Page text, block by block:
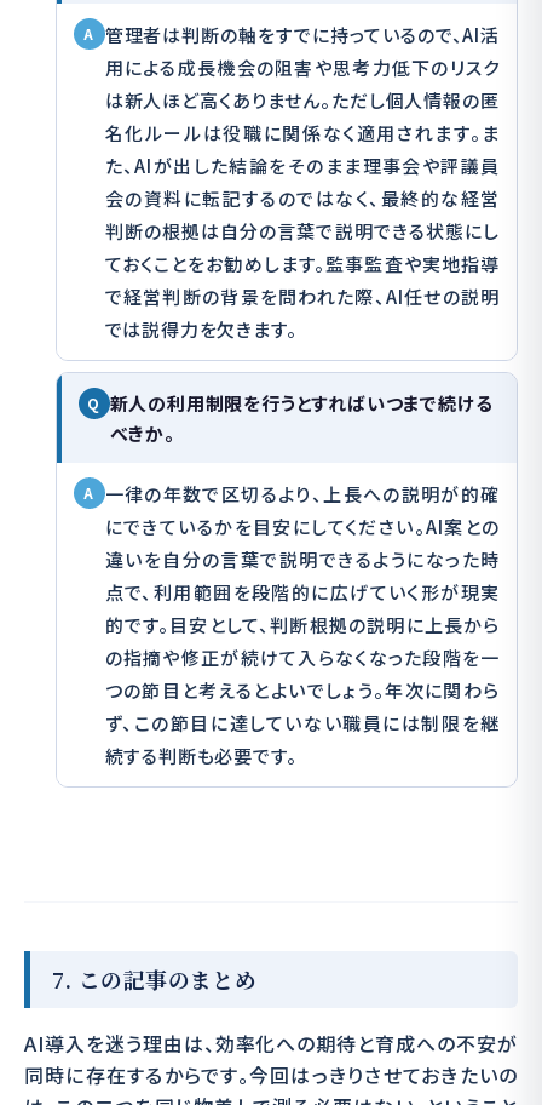
A 管理者は判断の軸をすでに持っているので、AI活
用による成長機会の阻害や思考力低下のリスク
は新人ほど高くありません。ただし個人情報の匿
名化ルールは役職に関係なく適用されます。ま
た、AIが出した結論をそのまま理事会や評議員
会の資料に転記するのではなく、最終的な経営
判断の根拠は自分の言葉で説明できる状態にし
ておくことをお勧めします。監事監査や実地指導
で経営判断の背景を問われた際、AI任せの説明
では説得力を欠きます。
Q 新人の利用制限を行うとすればいつまで続ける
べきか。
A 一律の年数で区切るより、上長への説明が的確
にできているかを目安にしてください。AI案との
違いを自分の言葉で説明できるようになった時
点で、利用範囲を段階的に広げていく形が現実
的です。目安として、判断根拠の説明に上長から
の指摘や修正が続けて入らなくなった段階を一
つの節目と考えるとよいでしょう。年次に関わら
ず、この節目に達していない職員には制限を継
続する判断も必要です。
7. この記事のまとめ
AI導入を迷う理由は、効率化への期待と育成への不安が
同時に存在するからです。今回はっきりさせておきたいの